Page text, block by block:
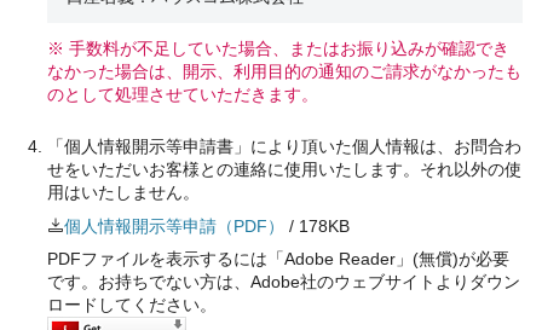
※ 手数料が不足していた場合、またはお振り込みが確認でき
なかった場合は、開示、利用目的の通知のご請求がなかったも
のとして処理させていただきます。
「個人情報開示等申請書」により頂いた個人情報は、お問合わ
せをいただいお客様との連絡に使用いたします。それ以外の使
用はいたしません。
個人情報開示等申請（PDF）
/ 178KB
PDFファイルを表示するには「Adobe Reader」(無償)が必要
です。お持ちでない方は、Adobe社のウェブサイトよりダウン
ロードしてください。